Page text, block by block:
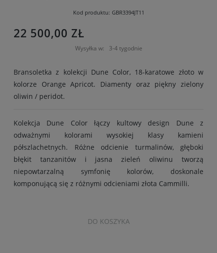
Kod produktu: GBR3394JT11
22 500,00 ZŁ
Wysyłka w: 3-4 tygodnie
Bransoletka z kolekcji Dune Color, 18-karatowe złoto w
kolorze Orange Apricot. Diamenty oraz piękny zielony
oliwin / peridot.
Kolekcja Dune Color łączy kultowy design Dune z
odważnymi kolorami wysokiej klasy kamieni
półszlachetnych. Różne odcienie turmalinów, głęboki
błękit tanzanitów i jasna zieleń oliwinu tworzą
niepowtarzalną symfonię kolorów, doskonale
komponującą się z różnymi odcieniami złota Cammilli.
DO KOSZYKA